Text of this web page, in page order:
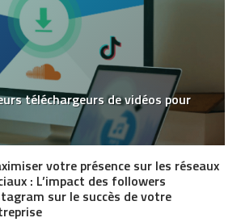
téléchargeurs de vidéos pour
votre présence sur les réseaux
: L’impact des followers
sur le succès de votre